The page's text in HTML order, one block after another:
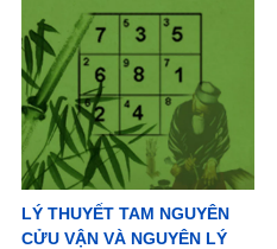
LÝ THUYẾT TAM NGUYÊN
CỬU VẬN VÀ NGUYÊN LÝ